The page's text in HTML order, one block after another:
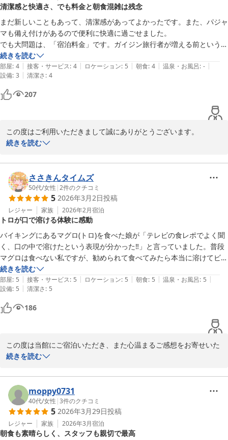
2026-03-12
清潔感と快適さ、でも料金と朝食混雑は残念
まだ新しいこともあって、清潔感があってよかったです。また、パジャ
マも備え付けがあるので便利に快適に過ごせました。
でも大問題は、「宿泊料金」です。ガイジン旅行者が増える前というか
コロナ前の前くらいであれば、１万円で足りそうな、典型的なビジネス
ホテルのお部屋かと思います。
また残念なのは、朝食会場が混雑していて、席を待っていたら時間が足
りず、終了に近い時間でトレイに載せて部屋に持ち帰ったため、「おか
わり」ができませんでした。。。まぁ、そのくらい美味しくて食がすす
続きを読む
部屋: 4 | 接客・サービス: 4 | ロケーション: 5 | 朝食: 4 | 温泉・お風呂: - |
設備: 3 | 清潔さ: 4
207
この度はご利用いただきまして誠にありがとうございます。
またお越し頂けましたら幸いです。
いるご様子が伺え、私共も嬉しい限りです。
今後も皆様に非日常な世界をご満喫頂けます様に、清潔感にも細心
の注意を払いまして維持をしてまいります。
次回もビジネスの拠点としてご利用いただければ幸いです。
次回も是非当ホテルをご利用頂きますよう、一同心よりお待ち申し
上げます。
ベッセルイン高田馬場駅前　フロント　イエ
ベッセルイン高田馬場駅前（新宿・池袋）
2026-03-12
続きを読む
ささきんタイムズ
50代/女性 |2件のクチコミ
5 2026年3月2日投稿
レジャー 家族 2026年2月宿泊
トロが口で溶ける体験に感動
バイキングにあるマグロ(トロ)を食べた娘が「テレビの食レポでよく聞
く、口の中で溶けたという表現が分かった‼︎」と言っていました。普段
マグロは食べない私ですが、勧められて食べてみたら本当に溶けてビッ
クリ。泊まったついででこんな体験できるとは思わなかったので倍得し
た気分です。また行きたいと思いました。
続きを読む
部屋: 5 | 接客・サービス: 5 | ロケーション: 5 | 朝食: 5 | 温泉・お風呂: 5 |
設備: 5 | 清潔さ: 5
186
この度は当館にご宿泊いただき、また心温まるご感想をお寄せいた
だき誠にありがとうございます。
バイキングでお召し上がりいただいたマグロ（トロ）について、お
嬢様が「口の中で溶ける」という表現を実感されたとのエピソード
を大変微笑ましく拝見いたしました。また、普段はマグロをあまり
召し上がらないとのことですが、実際にお試しいただき、その美味
しさに驚かれたとのお言葉を頂戴し、私どもも大変嬉しく思ってお
ります。
続きを読む
moppy0731
40代/女性 |3件のクチコミ
5 2026年3月29日投稿
レジャー 家族 2026年3月宿泊
朝食も素晴らしく、スタッフも親切で最高